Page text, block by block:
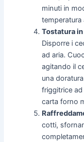
minuti in
temperatura
Tostatura
Disporre i
ad aria.
agitando il
una
friggitrice
carta forno
cotti,